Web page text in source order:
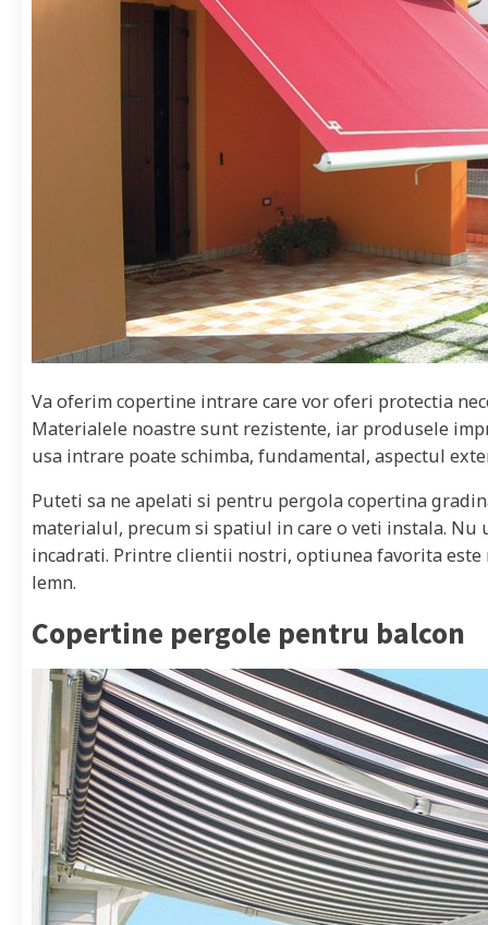
Va oferim copertine intrare care vor oferi protectia
Materialele noastre sunt rezistente, iar produsele
usa intrare poate schimba, fundamental, aspectul
Puteti sa ne apelati si pentru pergola copertina
materialul, precum si spatiul in care o veti instala.
incadrati. Printre clientii nostri, optiunea favorita
lemn.
Copertine pergole pentru balcon